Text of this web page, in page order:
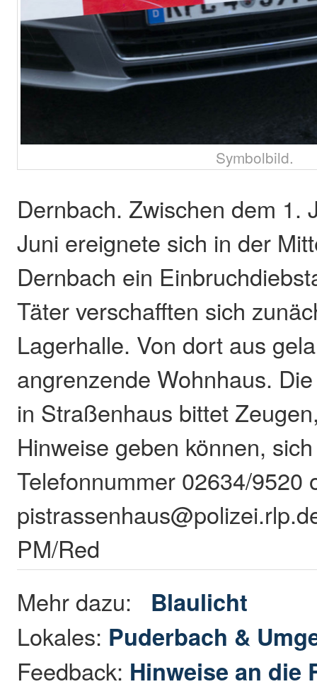
Symbolbild.
Dernbach. Zwischen dem 1.
Juni ereignete sich in der
Dernbach ein
Täter verschafften sich
Lagerhalle. Von dort aus
angrenzende Wohnhaus.
in Straßenhaus bittet
Hinweise geben können,
Telefonnummer 02634/9520
PM/Red
Mehr dazu: Blaulicht
Lokales: Puderbach &
Feedback: Hinweise an die